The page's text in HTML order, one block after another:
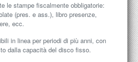
le stampe fiscalmente obbligatorie:
(pres. e ass.), libro presenze,
ecc.
in linea per periodi di più anni, con
dalla capacità del disco fisso.